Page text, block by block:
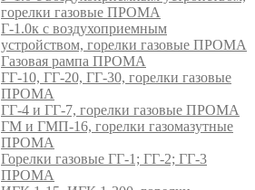
горелки газовые ПРОМА
Г-1.0к с воздухоприемным
устройством, горелки газовые ПРОМА
Газовая рампа ПРОМА
ГГ-10, ГГ-20, ГГ-30, горелки газовые
ПРОМА
ГГ-4 и ГГ-7, горелки газовые ПРОМА
ГМ и ГМП-16, горелки газомазутные
ПРОМА
Горелки газовые ГГ-1; ГГ-2; ГГ-3
ПРОМА